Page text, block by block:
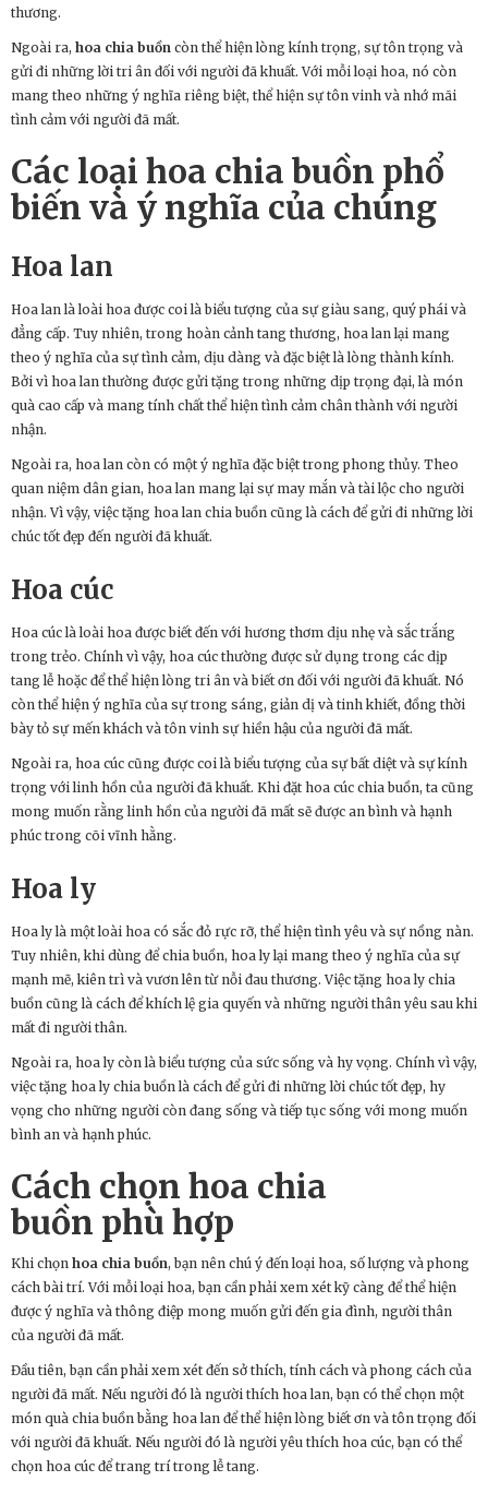
thương.
Ngoài ra, hoa chia buồn còn thể hiện lòng kính trọng, sự tôn trọng và
gửi đi những lời tri ân đối với người đã khuất. Với mỗi loại hoa, nó còn
mang theo những ý nghĩa riêng biệt, thể hiện sự tôn vinh và nhớ mãi
tình cảm với người đã mất.
Các loại hoa chia buồn phổ
biến và ý nghĩa của chúng
Hoa lan
Hoa lan là loài hoa được coi là biểu tượng của sự giàu sang, quý phái và
đẳng cấp. Tuy nhiên, trong hoàn cảnh tang thương, hoa lan lại mang
theo ý nghĩa của sự tình cảm, dịu dàng và đặc biệt là lòng thành kính.
Bởi vì hoa lan thường được gửi tặng trong những dịp trọng đại, là món
quà cao cấp và mang tính chất thể hiện tình cảm chân thành với người
nhận.
Ngoài ra, hoa lan còn có một ý nghĩa đặc biệt trong phong thủy. Theo
quan niệm dân gian, hoa lan mang lại sự may mắn và tài lộc cho người
nhận. Vì vậy, việc tặng hoa lan chia buồn cũng là cách để gửi đi những lời
chúc tốt đẹp đến người đã khuất.
Hoa cúc
Hoa cúc là loài hoa được biết đến với hương thơm dịu nhẹ và sắc trắng
trong trẻo. Chính vì vậy, hoa cúc thường được sử dụng trong các dịp
tang lễ hoặc để thể hiện lòng tri ân và biết ơn đối với người đã khuất. Nó
còn thể hiện ý nghĩa của sự trong sáng, giản dị và tinh khiết, đồng thời
bày tỏ sự mến khách và tôn vinh sự hiền hậu của người đã mất.
Ngoài ra, hoa cúc cũng được coi là biểu tượng của sự bất diệt và sự kính
trọng với linh hồn của người đã khuất. Khi đặt hoa cúc chia buồn, ta cũng
mong muốn rằng linh hồn của người đã mất sẽ được an bình và hạnh
phúc trong cõi vĩnh hằng.
Hoa ly
Hoa ly là một loài hoa có sắc đỏ rực rỡ, thể hiện tình yêu và sự nồng nàn.
Tuy nhiên, khi dùng để chia buồn, hoa ly lại mang theo ý nghĩa của sự
mạnh mẽ, kiên trì và vươn lên từ nỗi đau thương. Việc tặng hoa ly chia
buồn cũng là cách để khích lệ gia quyến và những người thân yêu sau khi
mất đi người thân.
Ngoài ra, hoa ly còn là biểu tượng của sức sống và hy vọng. Chính vì vậy,
việc tặng hoa ly chia buồn là cách để gửi đi những lời chúc tốt đẹp, hy
vọng cho những người còn đang sống và tiếp tục sống với mong muốn
bình an và hạnh phúc.
Cách chọn hoa chia
buồn phù hợp
Khi chọn hoa chia buồn, bạn nên chú ý đến loại hoa, số lượng và phong
cách bài trí. Với mỗi loại hoa, bạn cần phải xem xét kỹ càng để thể hiện
được ý nghĩa và thông điệp mong muốn gửi đến gia đình, người thân
của người đã mất.
Đầu tiên, bạn cần phải xem xét đến sở thích, tính cách và phong cách của
người đã mất. Nếu người đó là người thích hoa lan, bạn có thể chọn một
món quà chia buồn bằng hoa lan để thể hiện lòng biết ơn và tôn trọng đối
với người đã khuất. Nếu người đó là người yêu thích hoa cúc, bạn có thể
chọn hoa cúc để trang trí trong lễ tang.